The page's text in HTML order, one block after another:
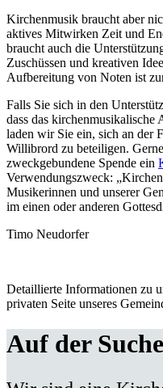
Kirchenmusik braucht aber
aktives Mitwirken Zeit und
braucht auch die
Zuschüssen und kreativen
Aufbereitung von Noten ist
Falls Sie sich in den
dass das kirchenmusikalische
laden wir Sie ein, sich an der
Willibrord zu beteiligen.
zweckgebundene Spende ein
Verwendungszweck:
Musikerinnen und unserer
im einen oder anderen
Timo Neudorfer
Detaillierte Informationen zu
privaten Seite unseres
Auf der